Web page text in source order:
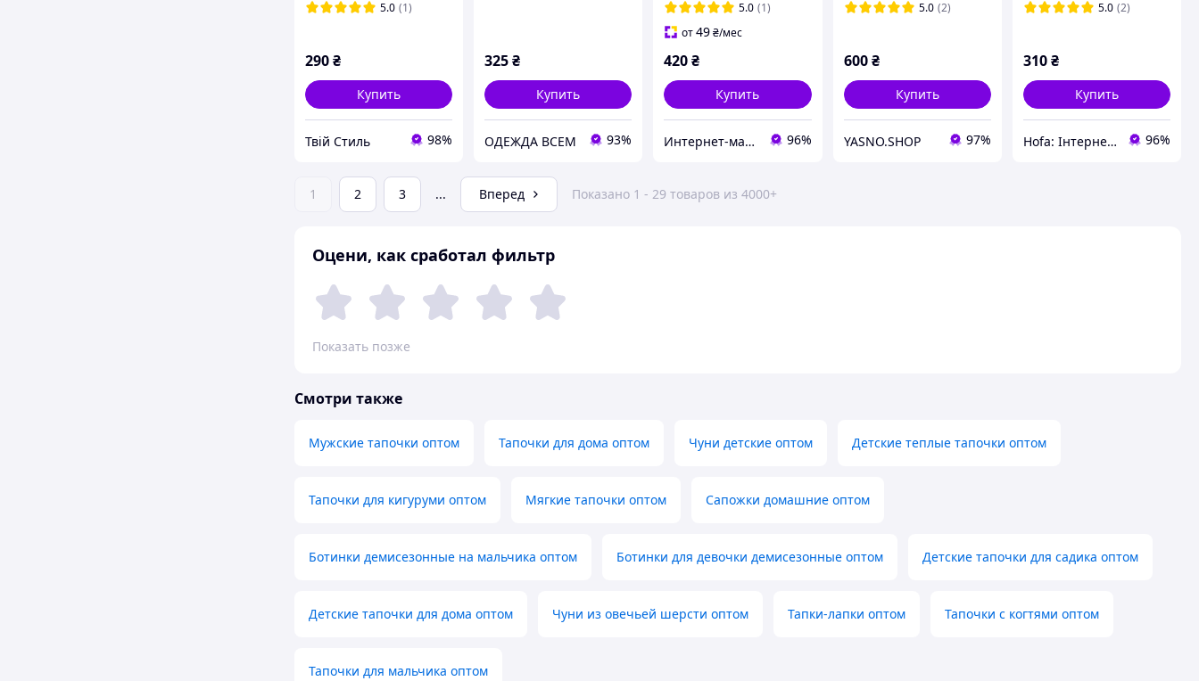
5.0 (1)
290₴
Купить
Твій Стиль 98%
325₴
Купить
ОДЕЖДА ВСЕМ 93%
5.0 (1)
от49₴/мес
420₴
Купить
Интернет-магазин одежды и игрушек Modina 96%
домашние Коровки
5.0 (2)
600 ₴
Купить
YASNO.SHOP 97%
дома садика угги
5.0 (2)
310₴
Купить
Hofa: Інтернет-магазин обуви, одежды и товаров для дома! 96%
1 2 3 ... Вперед Показано 1 - 29 товаров из 4000+
Оцени, как сработал фильтр
Показать позже
Смотри также
Мужские тапочки оптом Тапочки для дома оптом Чуни детские оптом Детские теплые тапочки оптом
Тапочки для кигуруми оптом Мягкие тапочки оптом Сапожки домашние оптом
Ботинки демисезонные на мальчика оптом Ботинки для девочки демисезонные оптом Детские тапочки для садика оптом
Детские тапочки для дома оптом Чуни из овечьей шерсти оптом Тапки-лапки оптом Тапочки с когтями оптом
Тапочки для мальчика оптом